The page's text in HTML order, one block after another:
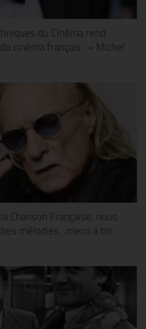
du Cinéma rend
cinéma français : « Michel
Chanson Française, nous
mélodies…merci à toi